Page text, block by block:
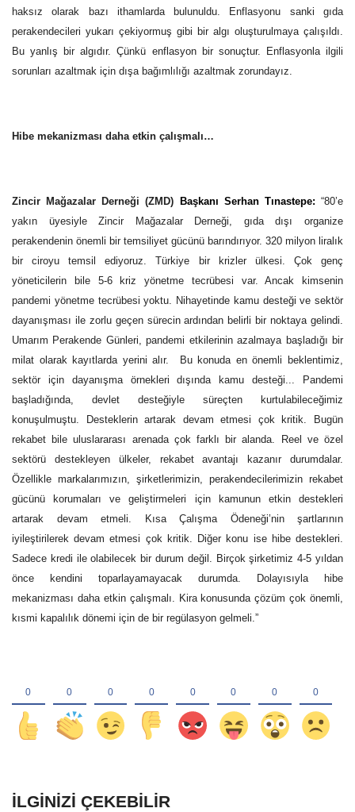
haksız olarak bazı ithamlarda bulunuldu. Enflasyonu sanki gıda
perakendecileri yukarı çekiyormuş gibi bir algı oluşturulmaya çalışıldı.
Bu yanlış bir algıdır. Çünkü enflasyon bir sonuçtur. Enflasyonla ilgili
sorunları azaltmak için dışa bağımlılığı azaltmak zorundayız.
Hibe mekanizması daha etkin çalışmalı…
Zincir Mağazalar Derneği (ZMD) Başkanı Serhan Tınastepe:“80’e
yakın üyesiyle Zincir Mağazalar Derneği, gıda dışı organize
perakendenin önemli bir temsiliyet gücünü barındırıyor. 320 milyon liralık
bir ciroyu temsil ediyoruz. Türkiye bir krizler ülkesi. Çok genç
yöneticilerin bile 5-6 kriz yönetme tecrübesi var. Ancak kimsenin
pandemi yönetme tecrübesi yoktu. Nihayetinde kamu desteği ve sektör
dayanışması ile zorlu geçen sürecin ardından belirli bir noktaya gelindi.
Umarım Perakende Günleri, pandemi etkilerinin azalmaya başladığı bir
milat olarak kayıtlarda yerini alır.
Bu konuda en önemli beklentimiz,
sektör için dayanışma örnekleri dışında kamu desteği... Pandemi
başladığında, devlet desteğiyle süreçten kurtulabileceğimiz
konuşulmuştu. Desteklerin artarak devam etmesi çok kritik. Bugün
rekabet bile uluslararası arenada çok farklı bir alanda. Reel ve özel
sektörü destekleyen ülkeler, rekabet avantajı kazanır durumdalar.
Özellikle markalarımızın, şirketlerimizin, perakendecilerimizin rekabet
gücünü korumaları ve geliştirmeleri için kamunun etkin destekleri
artarak devam etmeli. Kısa Çalışma Ödeneği’nin şartlarının
iyileştirilerek devam etmesi çok kritik. Diğer konu ise hibe destekleri.
Sadece kredi ile olabilecek bir durum değil. Birçok şirketimiz 4-5 yıldan
önce kendini toparlayamayacak durumda. Dolayısıyla hibe
mekanizması daha etkin çalışmalı. Kira konusunda çözüm çok önemli,
kısmi kapalılık dönemi için de bir regülasyon gelmeli.”
İLGINIZI ÇEKEBILIR